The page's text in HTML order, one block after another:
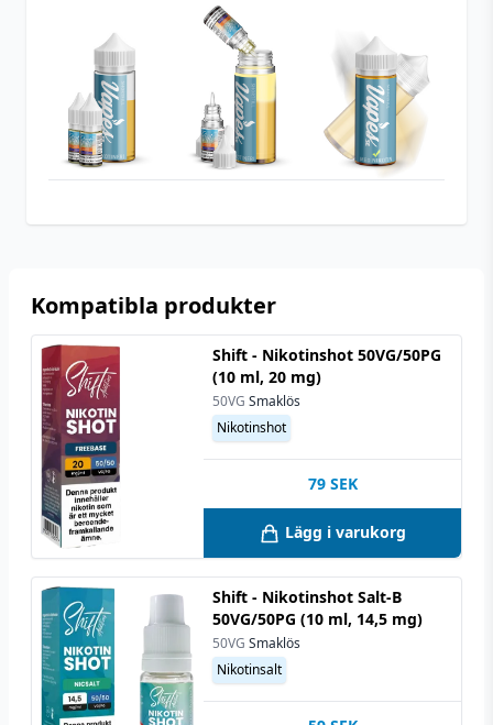
Vape Distillery
Tillverkningsland
United Kindom
Typ
Shortfill
Utrymme för
nikotinshots
20 ml (2 st)
Kompatibla produkter
Shift - Nikotinshot 50VG/50PG
(10 ml, 20 mg)
50VG Smaklös
Nikotinshot
79 SEK
Lägg i varukorg
Shift - Nikotinshot Salt-B
50VG/50PG (10 ml, 14,5 mg)
50VG Smaklös
Nikotinsalt